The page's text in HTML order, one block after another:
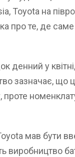
Toyota на
про те, де
денний у
зазначає, що
проте
мав бути
виробництво